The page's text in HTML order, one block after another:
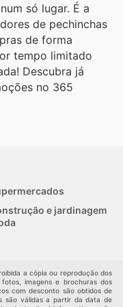
só lugar. É a
de pechinchas
de forma
tempo limitado
Descubra já
no 365
e jardinagem
a cópia ou reprodução dos
imagens e brochuras dos
com desconto são obtidos de
são válidas a partir da data de